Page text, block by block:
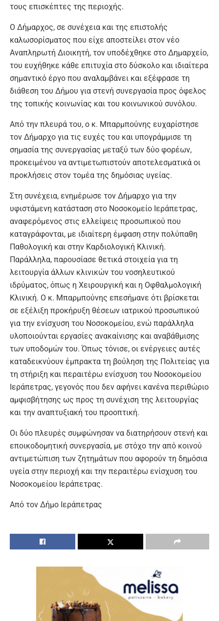
τους επισκέπτες της περιοχής.
Ο Δήμαρχος, σε συνέχεια και της επιστολής
καλωσορίσματος που είχε αποστείλει στον νέο
Αναπληρωτή Διοικητή, τον υποδέχθηκε στο Δημαρχείο,
του ευχήθηκε κάθε επιτυχία στο δύσκολο και ιδιαίτερα
σημαντικό έργο που αναλαμβάνει και εξέφρασε τη
διάθεση του Δήμου για στενή συνεργασία προς όφελος
της τοπικής κοινωνίας και του κοινωνικού συνόλου.
Από την πλευρά του, ο κ. Μπαρμπούνης ευχαρίστησε
τον Δήμαρχο για τις ευχές του και υπογράμμισε τη
σημασία της συνεργασίας μεταξύ των δύο φορέων,
προκειμένου να αντιμετωπιστούν αποτελεσματικά οι
προκλήσεις στον τομέα της δημόσιας υγείας.
Στη συνέχεια, ενημέρωσε τον Δήμαρχο για την
υφιστάμενη κατάσταση στο Νοσοκομείο Ιεράπετρας,
αναφερόμενος στις ελλείψεις προσωπικού που
καταγράφονται, με ιδιαίτερη έμφαση στην πολύπαθη
Παθολογική και στην Καρδιολογική Κλινική.
Παράλληλα, παρουσίασε θετικά στοιχεία για τη
λειτουργία άλλων κλινικών του νοσηλευτικού
ιδρύματος, όπως η Χειρουργική και η Οφθαλμολογική
Κλινική. Ο κ. Μπαρμπούνης επεσήμανε ότι βρίσκεται
σε εξέλιξη προκήρυξη θέσεων ιατρικού προσωπικού
για την ενίσχυση του Νοσοκομείου, ενώ παράλληλα
υλοποιούνται εργασίες ανακαίνισης και αναβάθμισης
των υποδομών του. Όπως τόνισε, οι ενέργειες αυτές
καταδεικνύουν έμπρακτα τη βούληση της Πολιτείας για
τη στήριξη και περαιτέρω ενίσχυση του Νοσοκομείου
Ιεράπετρας, γεγονός που δεν αφήνει κανένα περιθώριο
αμφισβήτησης ως προς τη συνέχιση της λειτουργίας
και την αναπτυξιακή του προοπτική.
Οι δύο πλευρές συμφώνησαν να διατηρήσουν στενή και
εποικοδομητική συνεργασία, με στόχο την από κοινού
αντιμετώπιση των ζητημάτων που αφορούν τη δημόσια
υγεία στην περιοχή και την περαιτέρω ενίσχυση του
Νοσοκομείου Ιεράπετρας.
Από τον Δήμο Ιεράπετρας